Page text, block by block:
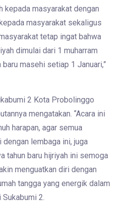
kepada masyarakat dengan
masyarakat sekaligus
tetap ingat bahwa
dimulai dari 1 muharram
masehi setiap 1 Januari,”
2 Kota Probolinggo
mengatakan. “Acara ini
harapan, agar semua
lembaga ini, juga
tahun baru hijriyah ini semoga
menguatkan diri dengan
tangga yang energik dalam
2.